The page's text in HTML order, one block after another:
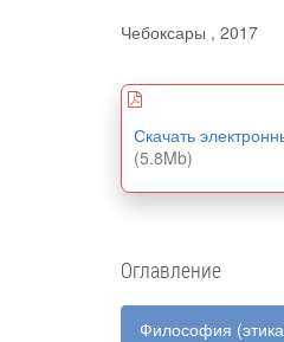
Чебоксары , 2017
Скачать
(5.8Mb)
Оглавление
Философия